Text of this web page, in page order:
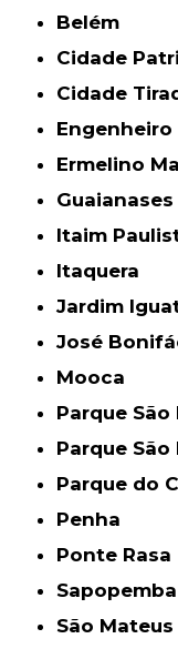
Belém
Cidade
Cidade
Ermelino
Guaianases
Itaim
Itaquera
Jardim
José
Mooca
Parque
Parque
Parque do
Penha
Ponte Rasa
Sapopemba
São Mateus